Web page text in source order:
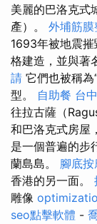
美麗的巴洛克式
產）。 外埔筋膜
1693年被地震
格建造，並與著
請 它們也被稱為
型。 自助餐 台
往拉古薩（
和巴洛克式房屋
是一個普遍的步
蘭島島。 腳底
香港的另一面。
雕像
seo點擊軟體 -